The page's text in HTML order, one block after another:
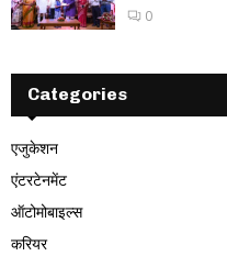
0
Categories
एजुकेशन
एंटरटेनमेंट
ऑटोमोबाइल्स
करियर